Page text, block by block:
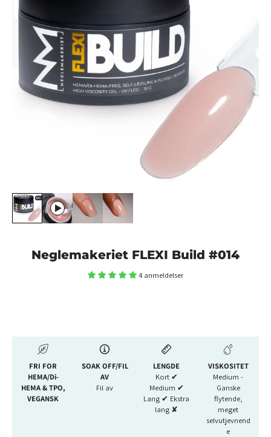
Neglemakeriet FLEXI Build #014
4 anmeldelser
FRI FOR
HEMA/Di-
HEMA & TPO,
VEGANSK
SOAK OFF/FIL
AV
Fil av
LENGDE
Kort ✔︎
Medium ✔︎
Lang ✔︎ Ekstra
lang ✘
VISKOSITET
Medium -
Ganske
flytende,
meget
selvutjevnend
e